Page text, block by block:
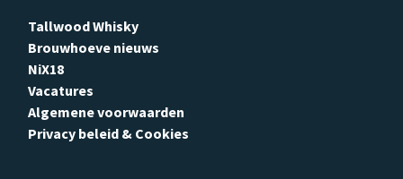
Tallwood Whisky
Brouwhoeve nieuws
NiX18
Vacatures
Algemene voorwaarden
Privacy beleid & Cookies